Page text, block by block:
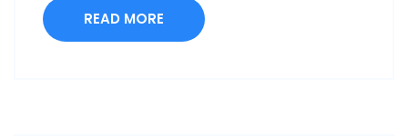
READ MORE